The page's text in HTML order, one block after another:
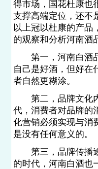
得市场，国花杜康也
支撑高端定位，还不
以上冠以杜康的产品
的观察和分析河南
第一，河南白酒品
自己是好酒，但好在
者自然更糊涂。
第二，品牌文化内
代，消费者对品牌的
化营销必须实现与消
是没有任何意义的
第三，品牌传播途
的时代，河南白酒也